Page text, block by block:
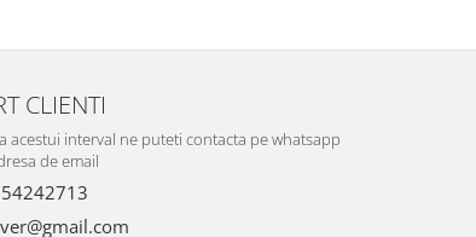
CLIENTI
acestui interval ne puteti contacta pe whatsapp
de email